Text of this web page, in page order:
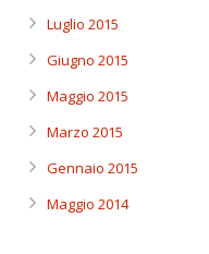
Luglio 2015
Giugno 2015
Maggio 2015
Marzo 2015
Gennaio 2015
Maggio 2014